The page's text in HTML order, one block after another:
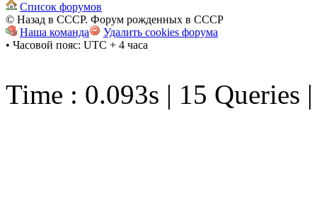
Список форумов
© Назад в СССР. Форум рожденных в СССР
Наша команда
Удалить cookies форума
• Часовой пояс: UTC + 4 часа
Time : 0.093s | 15 Queries